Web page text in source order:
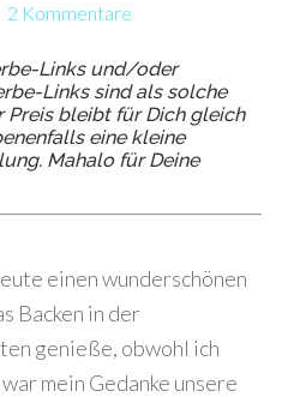
2 Kommentare
Links und/oder
Links sind als solche
Preis bleibt für Dich gleich
eine kleine
Mahalo für Deine
einen wunderschönen
Backen in der
genieße, obwohl ich
mein Gedanke unsere